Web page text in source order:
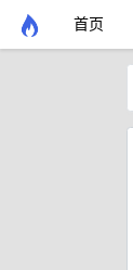
首页